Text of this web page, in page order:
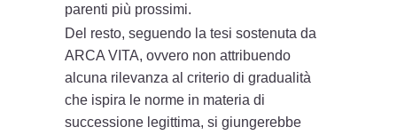
parenti più prossimi.
Del resto, seguendo la tesi sostenuta da
ARCA VITA, ovvero non attribuendo
alcuna rilevanza al criterio di gradualità
che ispira le norme in materia di
successione legittima, si giungerebbe